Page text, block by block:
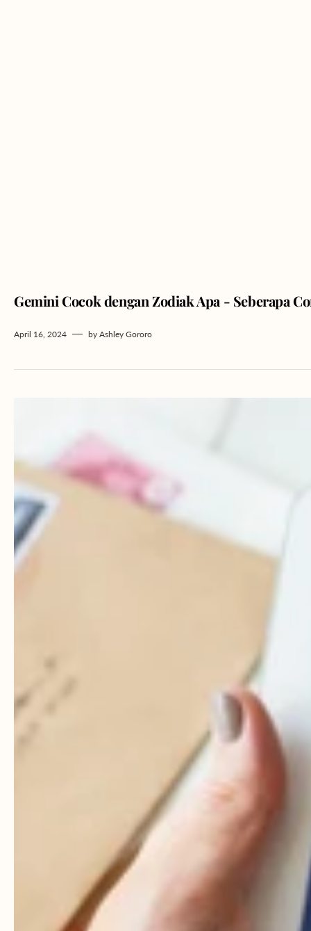
Gemini Cocok dengan Zodiak Apa - Seberapa
April 16, 2024 by Ashley Gororo